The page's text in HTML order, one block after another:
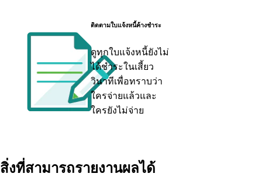
ติดตามใบแจ้งหนี้ค้างชำระ
ดูทุกใบแจ้งหนี้ยังไม่
ได้ชำระในเสี้ยว
วินาทีเพื่อทราบว่า
ใครจ่ายแล้วและ
ใครยังไม่จ่าย
สิ่งที่สามารถรายงานผลได้